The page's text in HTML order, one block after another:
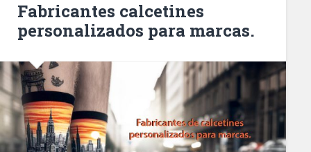
Fabricantes calcetines
personalizados para marcas.